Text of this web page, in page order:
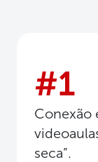
#1
Conexão
seca”.